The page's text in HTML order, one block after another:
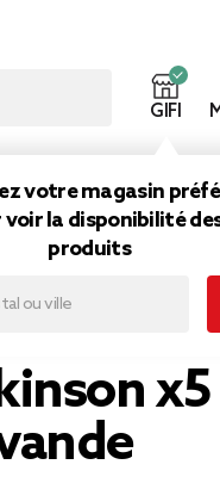
GIFI
votre magasin
voir la disponibilité
produits
x5